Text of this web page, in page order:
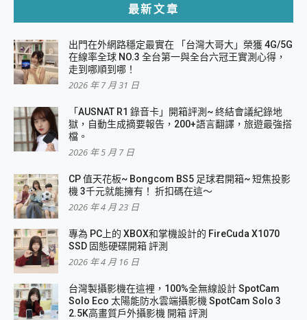
最新文章
出門在外網路穩定最實在 「台灣大哥大」榮獲 4G/5G
在線率全球 NO.3 全台第一與全台六冠王實測心得，
走到哪順到哪！
2026 年 7 月 31 日
「AUSNAT R1 錄音卡」開箱評測~ 終結會議紀錄地
獄，自動生成摘要報告，200+語言翻譯，旅遊最強搭
檔。
2026 年 5 月 7 日
CP 值天花板~ Bongcom BS5 足球君開箱~ 短焦投影
機 3千元就能擁有！ 折扣碼在這～
2026 年 4 月 23 日
專為 PC上的 XBOX和掌機設計的 FireCuda X1070
SSD 固態硬碟開箱 評測
2026 年 4 月 16 日
台灣製攝影機在這裡，100%全無線設計 SpotCam
Solo Eco 太陽能防水雲端攝影機 SpotCam Solo 3
2.5K高畫質戶外攝影機 開箱 評測